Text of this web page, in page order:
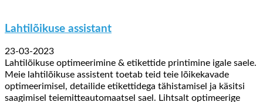
Lahtilõikuse assistant
23-03-2023
Lahtilõikuse optimeerimine & etikettide printimine igale saele.
Meie lahtilõikuse assistent toetab teid teie lõikekavade
optimeerimisel, detailide etikettidega tähistamisel ja käsitsi
saagimisel teiemitteautomaatsel sael. Lihtsalt optimeerige